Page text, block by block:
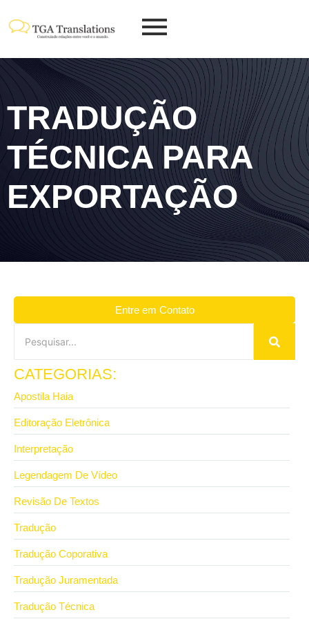
TRADUÇÃO
TÉCNICA PARA
EXPORTAÇÃO
Entre em Contato
CATEGORIAS:
Apostila Haia
Editoração Eletrônica
Interpretação
Legendagem De Vídeo
Revisão De Textos
Tradução
Tradução Coporativa
Tradução Juramentada
Tradução Técnica